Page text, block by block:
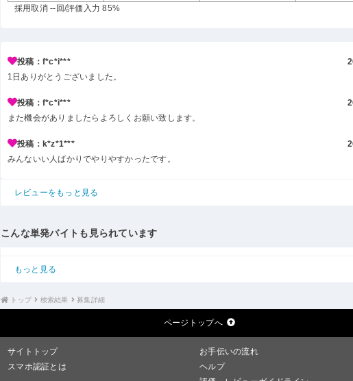
採用取消 --回/評価入力 85%
投稿：f*c*i***
1日ありがとうございました。
投稿：f*c*i***
また機会がありましたらよろしくお願い致します。
投稿：k*z*1***
みんないい人ばかりでやりやすかったです。
レビューをもっと見る
こんな単発バイトも見られています
もっと見る
トップ 検索結果 募集詳細
ページトップへ
サイトトップ
お手伝いの流れ
スマホ認証とは
ヘルプ